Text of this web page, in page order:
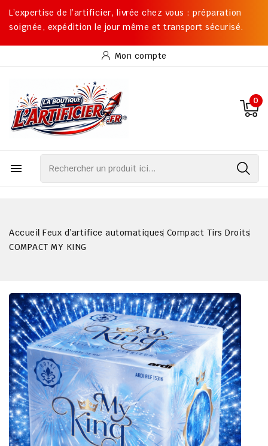
L’expertise de l’artificier, livrée chez vous : préparation
soignée, expédition le jour même et transport sécurisé.
Mon compte
0

Accueil Feux d’artifice automatiques Compact Tirs Droits
COMPACT MY KING